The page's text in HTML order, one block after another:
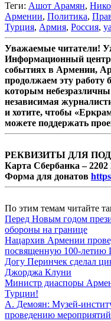
Теги: Ашот Арамян,
Армении, Политика,
Турция, Армия, Россия,
Уважаемые читатели!
Информационный центр
событиях в Армении,
продолжаем эту работу
которым
независимая
и хотите, чтобы
можете поддержать
РЕКВИЗИТЫ ДЛЯ
Карта Сбербанка – 2202
Форма для донатов
По этим темам читайте
Перед Новым годом
обороны на границе
Нацархив Армении
посвященную 100-летию
Догу Перинчек сделал
Джорджа Клуни
Министр диаспоры
Турции!
А. Демоян: Музей-
проведению